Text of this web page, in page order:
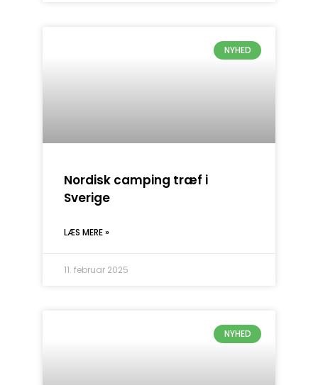
NYHED
Nordisk camping træf i
Sverige
LÆS MERE »
11. februar 2025
NYHED